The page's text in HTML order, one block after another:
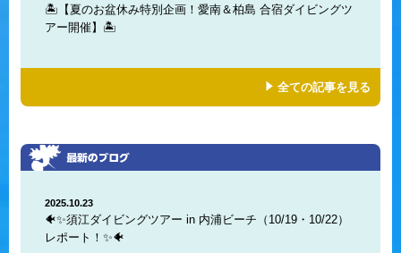
🏝️【夏のお盆休み特別企画！愛南＆柏島 合宿ダイビングツ
アー開催】🏝️
全ての記事を見る
2025.10.23
🐠✨須江ダイビングツアー in 内浦ビーチ（10/19・10/22）
レポート！✨🐠